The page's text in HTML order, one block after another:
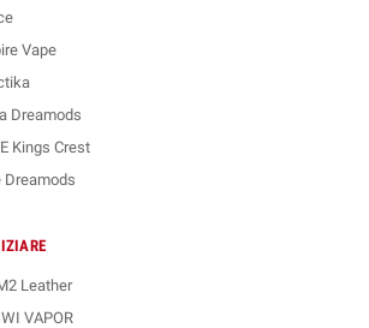
Vape
Dreamods
Kings Crest
Dreamods
Leather
VAPOR